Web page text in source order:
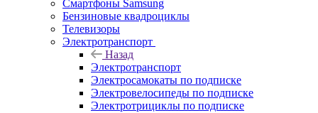
Смартфоны Samsung
Бензиновые квадроциклы
Телевизоры
Электротранспорт
Назад
Электротранспорт
Электросамокаты по подписке
Электровелосипеды по подписке
Электротрициклы по подписке